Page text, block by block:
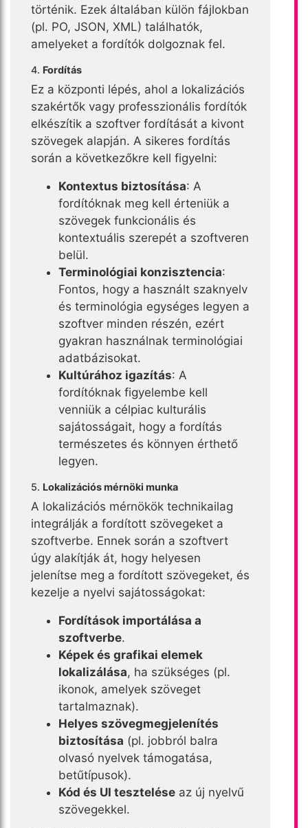
történik. Ezek általában külön fájlokban
(pl. PO, JSON, XML) találhatók,
amelyeket a fordítók dolgoznak fel.
4. Fordítás
Ez a központi lépés, ahol a lokalizációs
szakértők vagy professzionális fordítók
elkészítik a szoftver fordítását a kivont
szövegek alapján. A sikeres fordítás
során a következőkre kell figyelni:
Kontextus biztosítása: A
fordítóknak meg kell érteniük a
szövegek funkcionális és
kontextuális szerepét a szoftveren
belül.
Terminológiai konzisztencia:
Fontos, hogy a használt szaknyelv
és terminológia egységes legyen a
szoftver minden részén, ezért
gyakran használnak terminológiai
adatbázisokat.
Kultúrához igazítás: A
fordítóknak figyelembe kell
venniük a célpiac kulturális
sajátosságait, hogy a fordítás
természetes és könnyen érthető
legyen.
5. Lokalizációs mérnöki munka
A lokalizációs mérnökök technikailag
integrálják a fordított szövegeket a
szoftverbe. Ennek során a szoftvert
úgy alakítják át, hogy helyesen
jelenítse meg a fordított szövegeket, és
kezelje a nyelvi sajátosságokat:
Fordítások importálása a
szoftverbe.
Képek és grafikai elemek
lokalizálása, ha szükséges (pl.
ikonok, amelyek szöveget
tartalmaznak).
Helyes szövegmegjelenítés
biztosítása (pl. jobbról balra
olvasó nyelvek támogatása,
betűtípusok).
Kód és UI tesztelése az új nyelvű
szövegekkel.